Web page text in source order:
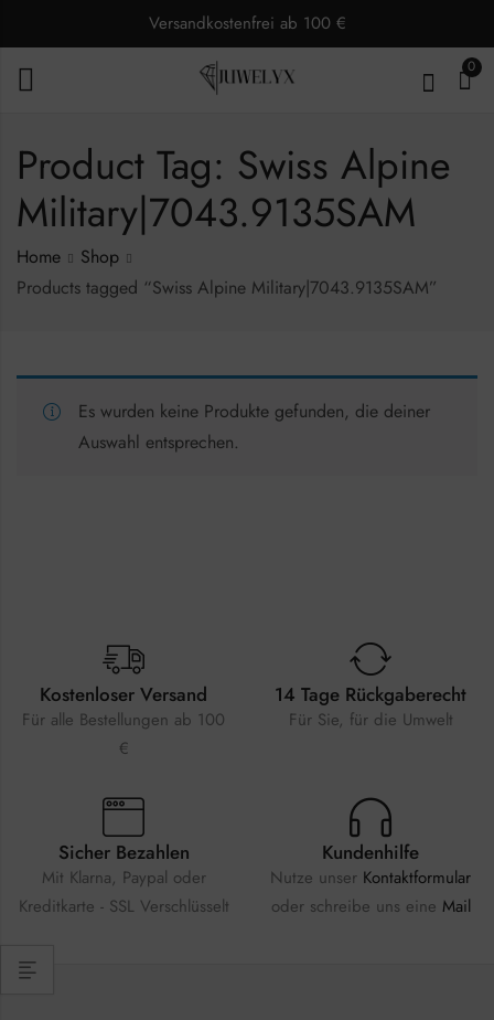
Versandkostenfrei ab 100 €
0
Product Tag: Swiss Alpine
Military|7043.9135SAM
Home
Shop
Products tagged “Swiss Alpine Military|7043.9135SAM”
Es wurden keine Produkte gefunden, die deiner
Auswahl entsprechen.
Kostenloser Versand
Für alle Bestellungen ab 100
€
14 Tage Rückgaberecht
Für Sie, für die Umwelt
Sicher Bezahlen
Mit Klarna, Paypal oder
Kreditkarte - SSL Verschlüsselt
Kundenhilfe
Nutze unser Kontaktformular
oder schreibe uns eine Mail